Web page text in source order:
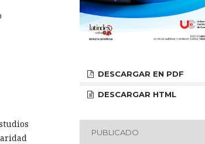
DESCARGAR EN PDF
DESCARGAR HTML
PUBLICADO